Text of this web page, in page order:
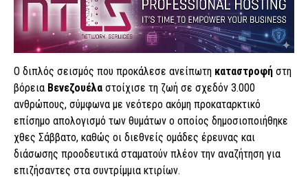
Ο διπλός σεισμός που προκάλεσε ανείπωτη καταστροφή στη
βόρεια Βενεζουέλα στοίχισε τη ζωή σε σχεδόν 3.000
ανθρώπους, σύμφωνα με νεότερο ακόμη προκαταρκτικό
επίσημο απολογισμό των θυμάτων ο οποίος δημοσιοποιήθηκε
χθες Σάββατο, καθώς οι διεθνείς ομάδες έρευνας και
διάσωσης προοδευτικά σταματούν πλέον την αναζήτηση για
επιζήσαντες στα συντρίμμια κτιρίων.